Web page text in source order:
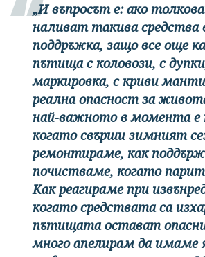
„И въпросът е: ако
наливат такива
поддръжка, защо все още
пътища с коловози, с
маркировка, с криви
реална опасност за
най-важното в момента е
когато свърши зимният
ремонтираме, как
почистваме, когато
Как реагираме при
когато средствата са
пътищата остават
много апелирам да имаме